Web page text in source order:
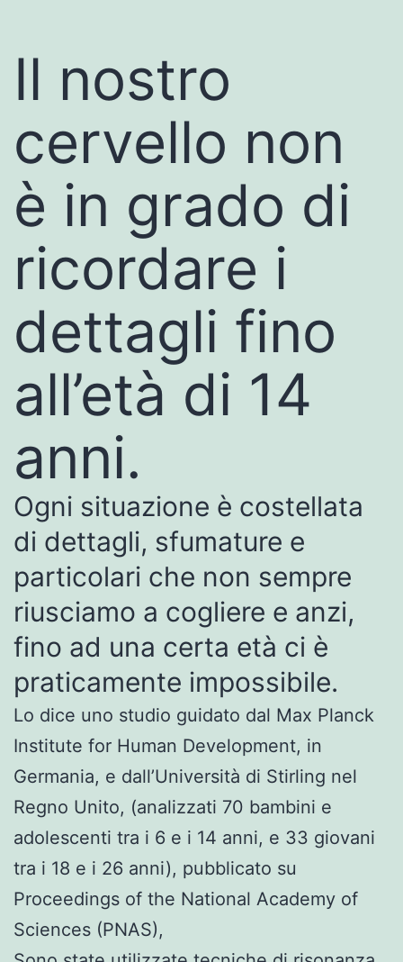
Il nostro
cervello non
è in grado di
ricordare i
dettagli fino
all’età di 14
anni.
Ogni situazione è costellata
di dettagli, sfumature e
particolari che non sempre
riusciamo a cogliere e anzi,
fino ad una certa età ci è
praticamente impossibile.
Lo dice uno studio guidato dal Max Planck
Institute for Human Development, in
Germania, e dall’Università di Stirling nel
Regno Unito, (analizzati 70 bambini e
adolescenti tra i 6 e i 14 anni, e 33 giovani
tra i 18 e i 26 anni), pubblicato su
Proceedings of the National Academy of
Sciences (PNAS),